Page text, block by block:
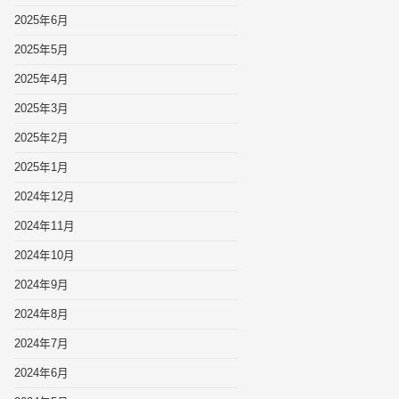
2025年6月
2025年5月
2025年4月
2025年3月
2025年2月
2025年1月
2024年12月
2024年11月
2024年10月
2024年9月
2024年8月
2024年7月
2024年6月